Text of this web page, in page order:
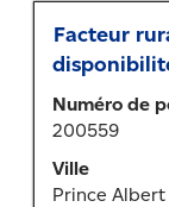
Titre
Facteur
Numéro de
200559
Ville
Prince Albert
Sélectionner
au
moyen
de
la
barre
d’espacement